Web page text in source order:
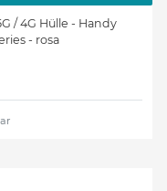
/ 4G Hülle - Handy
- rosa